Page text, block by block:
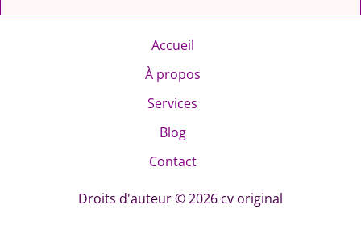
Accueil
À propos
Services
Blog
Contact
Droits d'auteur © 2026 cv original